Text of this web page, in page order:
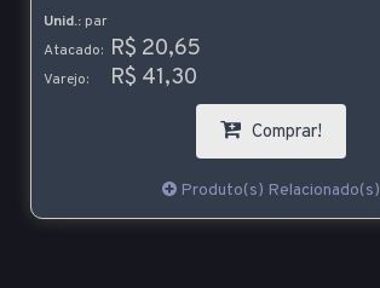
Unid.: par
Atacado: R$ 20,65
Varejo: R$ 41,30
Comprar!
Produto(s) Relacionado(s)